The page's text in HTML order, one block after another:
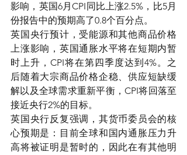
影响，英国6月CPI同比上涨2.5%，比5月
份报告中的预期高了0.8个百分点。
英国央行预计，受能源和其他商品价格
上涨影响，英国通胀水平将在短期内暂
时上升，CPI将在第四季度达到4%。之
后随着大宗商品价格企稳、供应短缺缓
解以及全球需求重新平衡，CPI将回落至
接近央行2%的目标。
英国央行反复强调，其货币委员会的核
心预期是：目前全球和国内通胀压力升
高将被证明是暂时的，因此在有其他明